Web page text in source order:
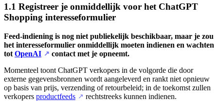
1.1 Registreer je onmiddellijk voor het ChatGPT
Shopping interesseformulier
Feed-indiening is nog niet publiekelijk beschikbaar, maar je zou
het interesseformulier onmiddellijk moeten indienen en wachten
tot OpenAI ↗ contact met je opneemt.
Momenteel toont ChatGPT verkopers in de volgorde die door
externe gegevensbronnen wordt aangeleverd en rankt niet opnieuw
op basis van prijs, verzending of retourbeleid; in de toekomst zullen
verkopers productfeeds ↗ rechtstreeks kunnen indienen.